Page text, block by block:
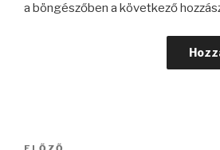
a böngészőben a következő
Bejegyzés